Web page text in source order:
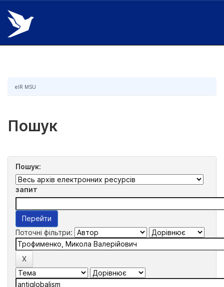
Skip
navigation
eIR MSU
Пошук
Пошук:
запит
Поточні фільтри: